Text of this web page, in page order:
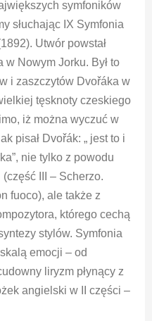
symfoników
słuchając IX Symfonia
Utwór powstał
w Nowym Jorku. Był to
i zaszczytów Dvořáka w
tęsknoty czeskiego
iż można wyczuć w
pisał Dvořák: „ jest to i
nie tylko z powodu
III – Scherzo.
fuoco), ale także z
którego cechą
stylów. Symfonia
emocji – od
liryzm płynący z
angielski w II części –